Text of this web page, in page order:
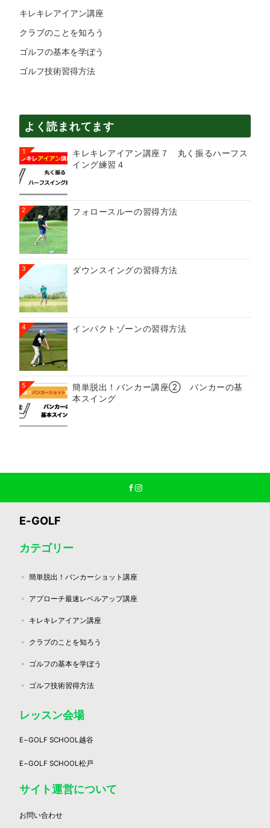
キレキレアイアン講座
クラブのことを知ろう
ゴルフの基本を学ぼう
ゴルフ技術習得方法
よく読まれてます
1
キレキレアイアン講座７ 丸く振るハーフス
イング練習４
2 フォロースルーの習得方法
3 ダウンスイングの習得方法
4 インパクトゾーンの習得方法
5
簡単脱出！バンカー講座② バンカーの基
本スイング
E-GOLF
カテゴリー
簡単脱出！バンカーショット講座
アプローチ最速レベルアップ講座
キレキレアイアン講座
クラブのことを知ろう
ゴルフの基本を学ぼう
ゴルフ技術習得方法
レッスン会場
E−GOLF SCHOOL越谷
E−GOLF SCHOOL松戸
サイト運営について
お問い合わせ